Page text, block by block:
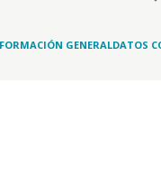
GENERALDATOS